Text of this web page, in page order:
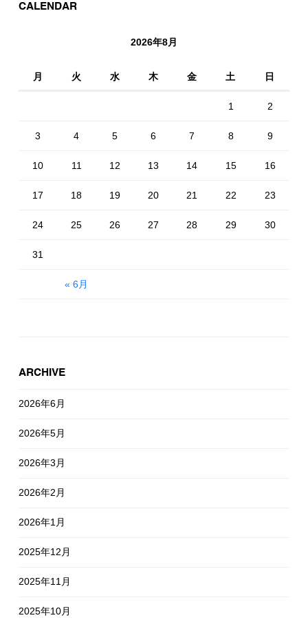
CALENDAR
2026年8月
月 火 水 木 金 土 日
« 6月
1 2
3 4 5 6 7 8 9
10 11 12 13 14 15 16
17 18 19 20 21 22 23
24 25 26 27 28 29 30
31
ARCHIVE
2026年6月
2026年5月
2026年3月
2026年2月
2026年1月
2025年12月
2025年11月
2025年10月